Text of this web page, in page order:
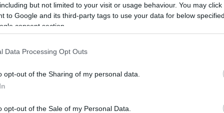
but not limited to your visit or usage behaviour. You may
to Google and its third-party tags to use your data for below
consent section.
Data Processing Opt Outs
opt-out of the Sharing of my personal data.
opt-out of the Sale of my Personal Data.
στο MEGA - Δείτε το τρέιλερ
Festival έρχεται
στο MEGA
Σεπτεμβρίου και ώρα 22:30 - Δείτε φωτογραφίες